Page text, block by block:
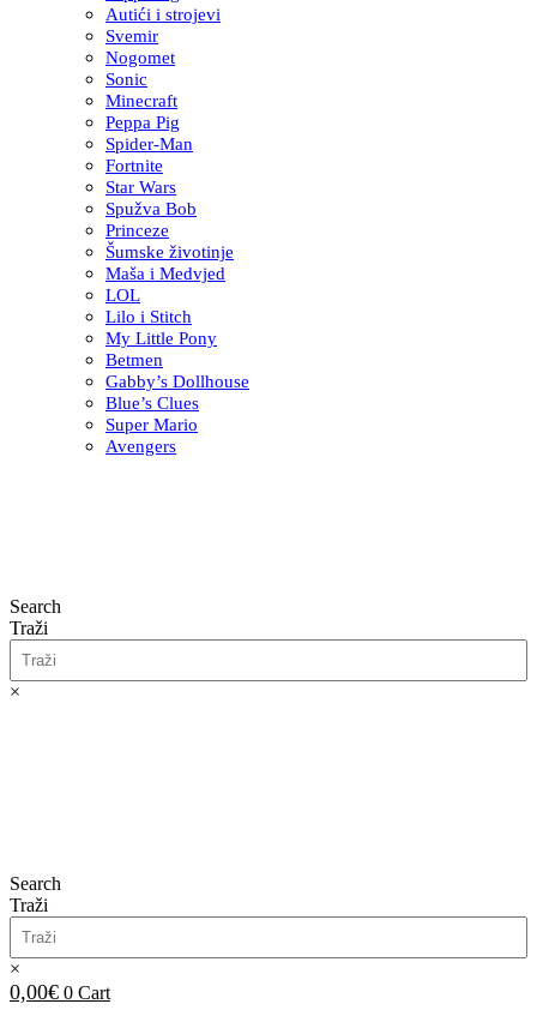
Autići i strojevi
Svemir
Nogomet
Sonic
Minecraft
Peppa Pig
Spider-Man
Fortnite
Star Wars
Spužva Bob
Princeze
Šumske životinje
Maša i Medvjed
LOL
Lilo i Stitch
My Little Pony
Betmen
Gabby’s Dollhouse
Blue’s Clues
Super Mario
Avengers
Search
Traži
×
Search
Traži
×
0,00€ 0 Cart